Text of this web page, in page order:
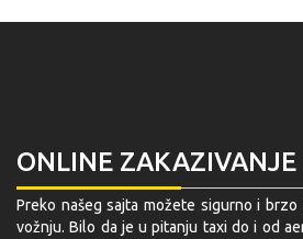
ONLINE ZAKAZIVANJE
Preko našeg sajta možete sigurno i
vožnju. Bilo da je u pitanju taxi do i od